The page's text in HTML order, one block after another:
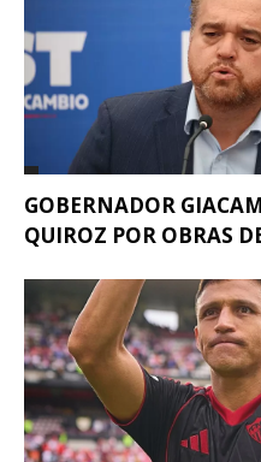
GOBERNADOR
QUIROZ POR OBRAS